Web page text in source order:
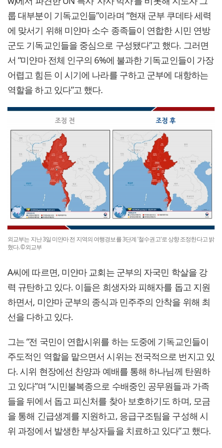
룹 대부분이 기독교인들”이라며 “현재 군부 쿠데타 세력
에 맞서기 위해 미얀마 소수 종족들이 연합한 시민 연방
군도 기독교인들을 중심으로 구성됐다”고 했다. 그러면
서 “미얀마 전체 인구의 6%에 불과한 기독교인들이 가장
어렵고 힘든 이 시기에 나라를 구하고 군부에 대항하는
역할을 하고 있다”고 했다.
외교부는 지난 3일 미얀마 전 지역의 여행경보를 3단계 '철수권고'로 상향 조정한다고 밝
혔다. ©외교부
A씨에 따르면, 미얀마 교회는 군부의 자국민 학살을 강
력 규탄하고 있다. 이들은 희생자와 피해자를 돕고 지원
하면서, 미얀마 군부의 종식과 민주주의 안착을 위해 최
선을 다하고 있다.
그는 “전 국민이 연합시위를 하는 도중에 기독교인들이
주도적인 역할을 맡으면서 시위는 전국적으로 번지고 있
다. 시위 현장에선 찬양과 예배를 통해 하나님께 탄원하
고 있다”며 “시민불복종으로 수배중인 공무원들과 가족
들을 뒤에서 돕고 피신처를 찾아 보호하기도 하며, 모금
을 통해 긴급생계를 지원하고, 응급구조팀을 구성해 시
위 과정에서 발생한 부상자들을 치료하고 있다”고 했다.